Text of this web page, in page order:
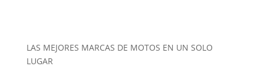
LAS MEJORES MARCAS DE MOTOS EN UN SOLO
LUGAR